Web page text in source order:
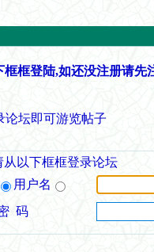
框登陆,如还没注册请先
论坛即可游览帖子
从以下框框登录论坛
用户名
码